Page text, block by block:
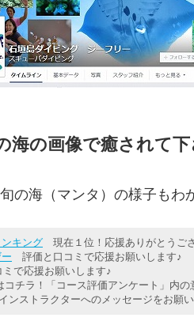
海の画像で癒されて
の海（マンタ）の様子もわ
キング 現在１位！応援ありがとうご
評価と口コミで応援お願いします♪
で応援お願いします♪
チラ！「コース評価アンケート」内の
ンストラクターへのメッセージをお願